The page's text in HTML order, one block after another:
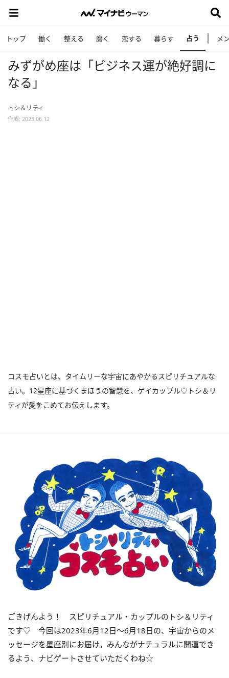
トップ 働く 整える 磨く 恋する 暮らす 占う メ
みずがめ座は「ビジネス運が絶好調に
なる」
トシ＆リティ
作成: 2023.06.12
コスモ占いとは、タイムリーな宇宙にあやかるスピリチュアルな
占い。12星座に基づくまほうの智慧を、ゲイカップル♡トシ＆リ
ティが愛をこめてお伝えします。
ごきげんよう！ スピリチュアル・カップルのトシ＆リティ
です♡ 今回は2023年6月12日〜6月18日の、宇宙からのメ
ッセージを星座別にお届け。みんながナチュラルに開運でき
るよう、ナビゲートさせていただくわね☆